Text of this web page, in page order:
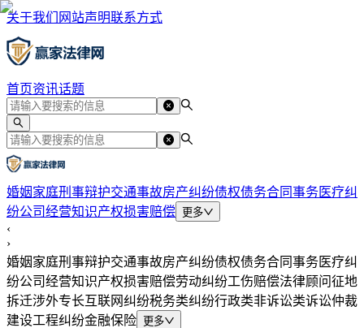
关于我们 网站声明联系方式
首页资讯话题
婚姻家庭刑事辩护交通事故房产纠纷债权债务合同事务医疗纠
纷公司经营知识产权损害赔偿 更多
‹
›
婚姻家庭刑事辩护交通事故房产纠纷债权债务合同事务医疗纠
纷公司经营知识产权损害赔偿劳动纠纷工伤赔偿法律顾问征地
拆迁涉外专长互联网纠纷税务类纠纷行政类非诉讼类诉讼仲裁
建设工程纠纷金融保险 更多